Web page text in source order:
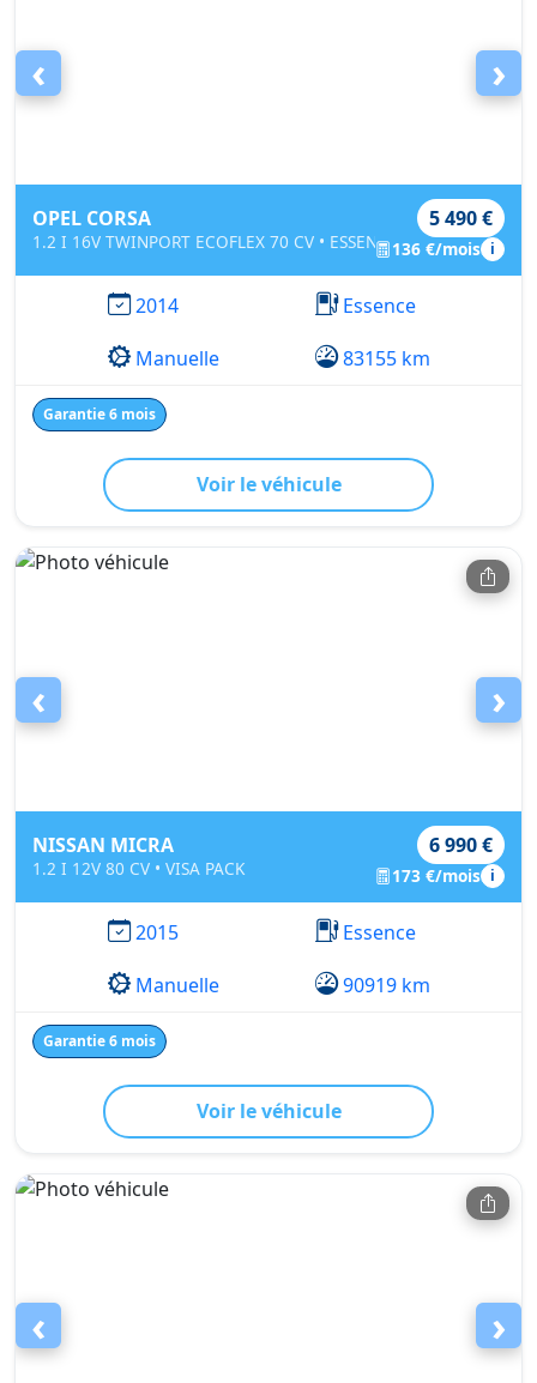
‹ ›
OPEL CORSA
1.2 I 16V TWINPORT ECOFLEX 70 CV • ESSENTIA
5 490 €
136 €/mois i
2014
Essence
Manuelle
83155 km
Garantie 6 mois
Voir le véhicule
‹ ›
NISSAN MICRA
1.2 I 12V 80 CV • VISA PACK
6 990 €
173 €/mois i
2015
Essence
Manuelle
90919 km
Garantie 6 mois
Voir le véhicule
‹ ›